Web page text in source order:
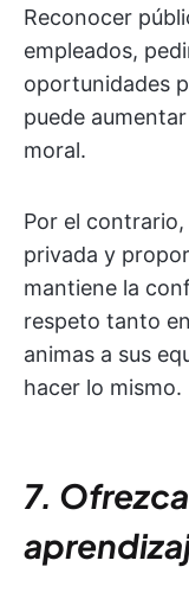
Reconocer
empleados,
oportunidades
puede
moral.
Por el
privada y
mantiene la
respeto tanto
animas a sus
hacer lo mismo.
7.